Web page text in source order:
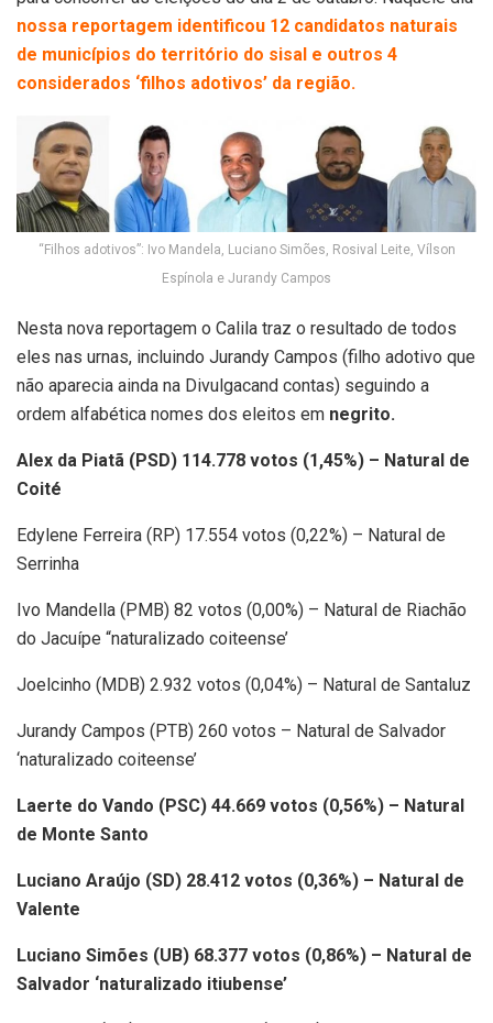
nossa reportagem identificou 12 candidatos naturais
de municípios do território do sisal e outros 4
considerados ‘filhos adotivos’ da região.
“Filhos adotivos”: Ivo Mandela, Luciano Simões, Rosival Leite, Vílson
Espínola e Jurandy Campos
Nesta nova reportagem o Calila traz o resultado de todos
eles nas urnas, incluindo Jurandy Campos (filho adotivo que
não aparecia ainda na Divulgacand contas) seguindo a
ordem alfabética nomes dos eleitos em negrito.
Alex da Piatã (PSD) 114.778 votos (1,45%) – Natural de
Coité
Edylene Ferreira (RP) 17.554 votos (0,22%) – Natural de
Serrinha
Ivo Mandella (PMB) 82 votos (0,00%) – Natural de Riachão
do Jacuípe “naturalizado coiteense’
Joelcinho (MDB) 2.932 votos (0,04%) – Natural de Santaluz
Jurandy Campos (PTB) 260 votos – Natural de Salvador
‘naturalizado coiteense’
Laerte do Vando (PSC) 44.669 votos (0,56%) – Natural
de Monte Santo
Luciano Araújo (SD) 28.412 votos (0,36%) – Natural de
Valente
Luciano Simões (UB) 68.377 votos (0,86%) – Natural de
Salvador ‘naturalizado itiubense’